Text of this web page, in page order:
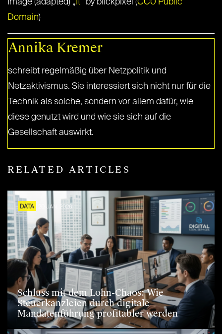
Image (adapted) „ It“ by blickpixel (CC0 Public
Domain)
Annika Kremer
schreibt regelmäßig über Netzpolitik und
Netzaktivismus. Sie interessiert sich nicht nur für die
Technik als solche, sondern vor allem dafür, wie
diese genutzt wird und wie sie sich auf die
Gesellschaft auswirkt.
RELATED ARTICLES
DATA 20. JAN. 2026
Schluss mit dem Lohn-Chaos: Wie
Steuerkanzleien durch digitale
Mandatenführung profitabler werden